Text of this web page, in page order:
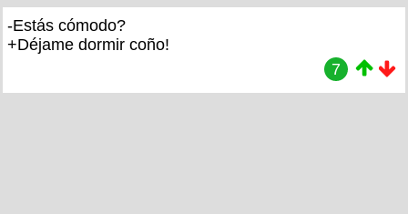
-Estás cómodo?
+Déjame dormir coño!
7